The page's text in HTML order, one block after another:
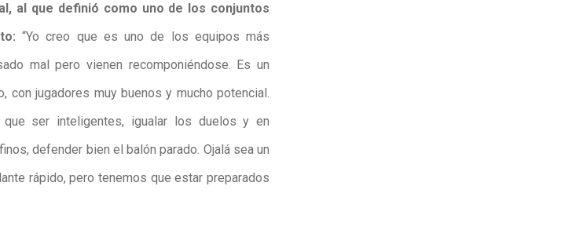
al que definió como uno de los conjuntos
“Yo creo que es uno de los equipos más
mal pero vienen recomponiéndose. Es un
con jugadores muy buenos y mucho potencial.
que ser inteligentes, igualar los duelos y en
defender bien el balón parado. Ojalá sea un
rápido, pero tenemos que estar preparados